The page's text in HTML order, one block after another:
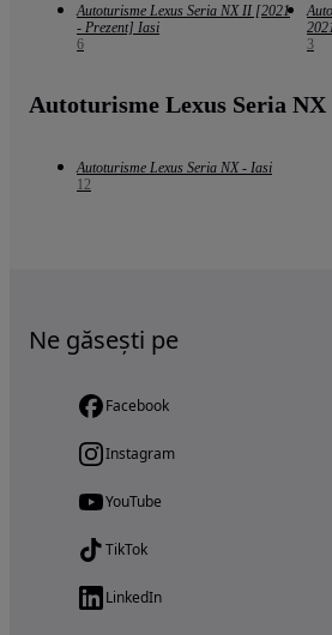
Autoturisme Lexus Seria NX II [2021
- Prezent] Iasi
6
3
Autoturisme Lexus Seria
Autoturisme Lexus Seria NX - Iasi
12
Ne găsești pe
Facebook
Instagram
YouTube
TikTok
LinkedIn